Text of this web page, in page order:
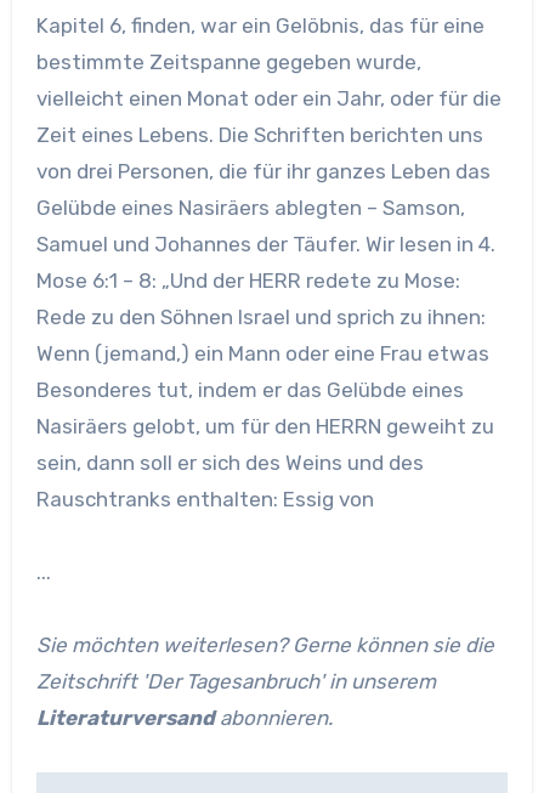
Kapitel 6, finden, war ein Gelöbnis, das für eine
bestimmte Zeitspanne gegeben wurde,
vielleicht einen Monat oder ein Jahr, oder für die
Zeit eines Lebens. Die Schriften berichten uns
von drei Personen, die für ihr ganzes Leben das
Gelübde eines Nasiräers ablegten – Samson,
Samuel und Johannes der Täufer. Wir lesen in 4.
Mose 6:1 – 8: „Und der HERR redete zu Mose:
Rede zu den Söhnen Israel und sprich zu ihnen:
Wenn (jemand,) ein Mann oder eine Frau etwas
Besonderes tut, indem er das Gelübde eines
Nasiräers gelobt, um für den HERRN geweiht zu
sein, dann soll er sich des Weins und des
Rauschtranks enthalten: Essig von
...
Sie möchten weiterlesen? Gerne können sie die
Zeitschrift 'Der Tagesanbruch' in unserem
Literaturversandabonnieren.